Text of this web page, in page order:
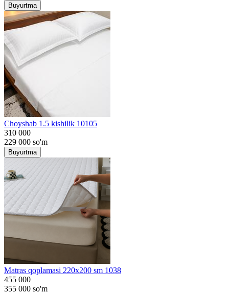
Buyurtma
Choyshab 1.5 kishilik 10105
310 000
229 000 so'm
Buyurtma
Matras qoplamasi 220x200 sm 1038
455 000
355 000 so'm